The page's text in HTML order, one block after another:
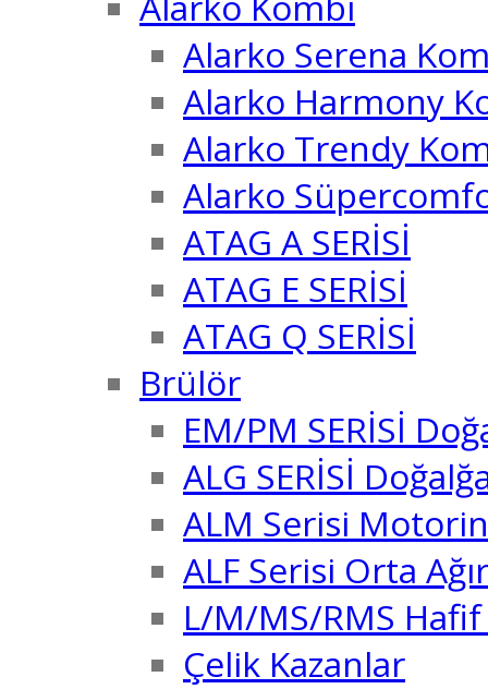
Alarko Serena
Alarko Harmony
Alarko Trendy
Alarko
ATAG A SERİSİ
ATAG E SERİSİ
ATAG Q SERİSİ
Brülör
EM/PM SERİSİ
ALG SERİSİ
ALM Serisi
ALF Serisi Orta
L/M/MS/RMS
Çelik Kazanlar